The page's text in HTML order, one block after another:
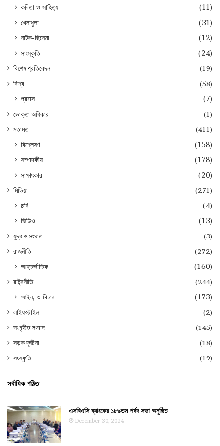
কবিতা ও সাহিত্য
(11)
খেলাধুলা
(31)
নাটক-ছিনেমা
(12)
সাংস্কৃতি
(24)
বিশেষ প্রতিবেদন
(19)
বিশ্ব
(58)
প্রবাস (7)
ভোক্তা অধিকার
(1)
মতামত
(411)
বিশ্লেষণ
(158)
সম্পাদকীয়
(178)
সাক্ষাৎকার
(20)
মিডিয়া (271)
ছবি
(4)
ভিডিও
(13)
যুদ্ধ ও সংঘাত
(3)
রাজনীতি
(272)
আন্তর্জাতিক (160)
রাষ্ট্রনীতি (244)
আইন, ও বিচার (173)
লাইফস্টাইল
(2)
সংগৃহীত সংবাদ
(145)
সড়ক দূর্ঘটনা
(18)
সংস্কৃতি
(19)
সর্বাধিক পঠিত
এসবিএসি ব্যাংকের ১৮৯তম পর্ষদ সভা অনুষ্ঠিত
December 30, 2024